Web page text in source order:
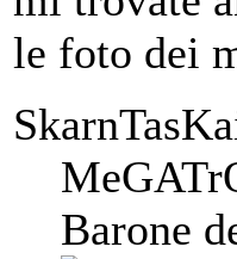
le foto dei
Barone